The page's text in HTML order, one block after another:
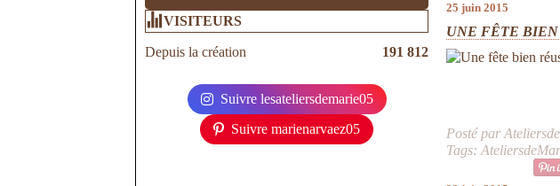
VISITEURS
Depuis la création 191 812
Suivre lesateliersdemarie05
Suivre marienarvaez05
25 juin 2015
UNE FÊTE
Posté par
Tags: